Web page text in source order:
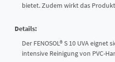
bietet. Zudem wirkt das
Details:
Der FENOSOL® S 10 UVA
intensive Reinigung von PVC-